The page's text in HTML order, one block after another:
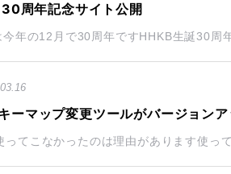
周年記念サイト公開
今年の12月で30周年ですHHKB生誕30
ーマップ変更ツールがバージョン
ってこなかったのは理由があります使